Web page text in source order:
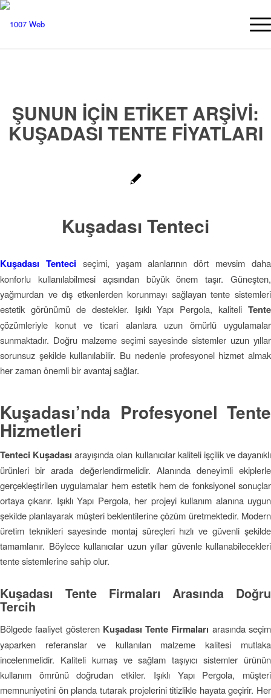
ŞUNUN IÇIN ETIKET ARŞIVI:
KUŞADASI TENTE FIYATLARI
Kuşadası Tenteci
Kuşadası Tenteciseçimi, yaşam alanlarının dört mevsim daha
konforlu kullanılabilmesi açısından büyük önem taşır. Güneşten,
yağmurdan ve dış etkenlerden korunmayı sağlayan tente sistemleri
estetik görünümü de destekler. Işıklı Yapı Pergola, kaliteli Tente
çözümleriyle konut ve ticari alanlara uzun ömürlü uygulamalar
sunmaktadır. Doğru malzeme seçimi sayesinde sistemler uzun yıllar
sorunsuz şekilde kullanılabilir. Bu nedenle profesyonel hizmet almak
her zaman önemli bir avantaj sağlar.
Kuşadası’nda Profesyonel Tente
Hizmetleri
Tenteci Kuşadası arayışında olan kullanıcılar kaliteli işçilik ve dayanıklı
ürünleri bir arada değerlendirmelidir. Alanında deneyimli ekiplerle
gerçekleştirilen uygulamalar hem estetik hem de fonksiyonel sonuçlar
ortaya çıkarır. Işıklı Yapı Pergola, her projeyi kullanım alanına uygun
şekilde planlayarak müşteri beklentilerine çözüm üretmektedir. Modern
üretim teknikleri sayesinde montaj süreçleri hızlı ve güvenli şekilde
tamamlanır. Böylece kullanıcılar uzun yıllar güvenle kullanabilecekleri
tente sistemlerine sahip olur.
Kuşadası Tente Firmaları Arasında Doğru
Tercih
Bölgede faaliyet gösteren Kuşadası Tente Firmaları arasında seçim
yaparken referanslar ve kullanılan malzeme kalitesi mutlaka
incelenmelidir. Kaliteli kumaş ve sağlam taşıyıcı sistemler ürünün
kullanım ömrünü doğrudan etkiler. Işıklı Yapı Pergola, müşteri
memnuniyetini ön planda tutarak projelerini titizlikle hayata geçirir. Her